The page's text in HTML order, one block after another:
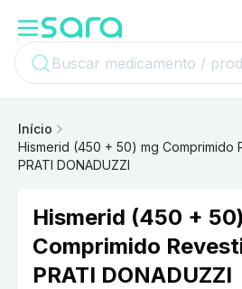
Início
Hismerid (450 + 50) mg Comprimido
PRATI DONADUZZI
Hismerid (450 +
Comprimido
PRATI DONADUZZI